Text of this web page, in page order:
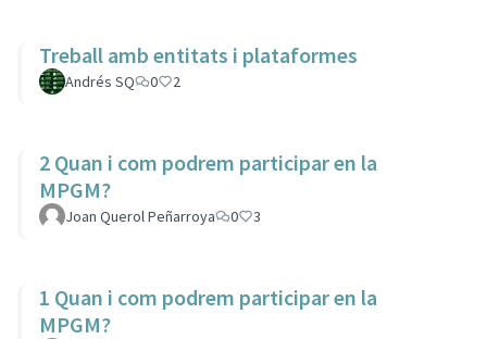
Treball amb entitats i plataformes
Andrés SQ 0 2
2 Quan i com podrem participar en la
MPGM?
Joan Querol Peñarroya 0 3
1 Quan i com podrem participar en la
MPGM?